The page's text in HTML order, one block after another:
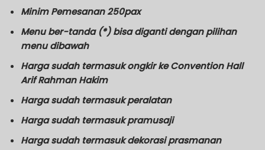
Minim Pemesanan 250pax
Menu ber-tanda (*) bisa diganti dengan pilihan
menu dibawah
Harga sudah termasuk ongkir ke Convention Hall
Arif Rahman Hakim
Harga sudah termasuk peralatan
Harga sudah termasuk pramusaji
Harga sudah termasuk dekorasi prasmanan